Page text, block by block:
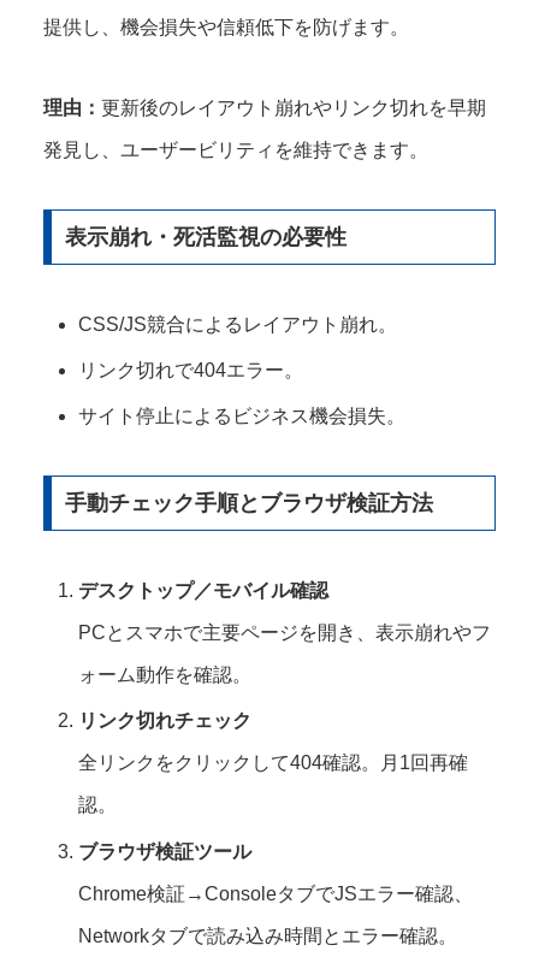
提供し、機会損失や信頼低下を防げます。
理由： 更新後のレイアウト崩れやリンク切れを早期
発見し、ユーザービリティを維持できます。
表示崩れ・死活監視の必要性
CSS/JS競合によるレイアウト崩れ。
リンク切れで404エラー。
サイト停止によるビジネス機会損失。
手動チェック手順とブラウザ検証方法
デスクトップ／モバイル確認
PCとスマホで主要ページを開き、表示崩れやフ
ォーム動作を確認。
リンク切れチェック
全リンクをクリックして404確認。月1回再確
認。
ブラウザ検証ツール
Chrome検証→ConsoleタブでJSエラー確認、
Networkタブで読み込み時間とエラー確認。